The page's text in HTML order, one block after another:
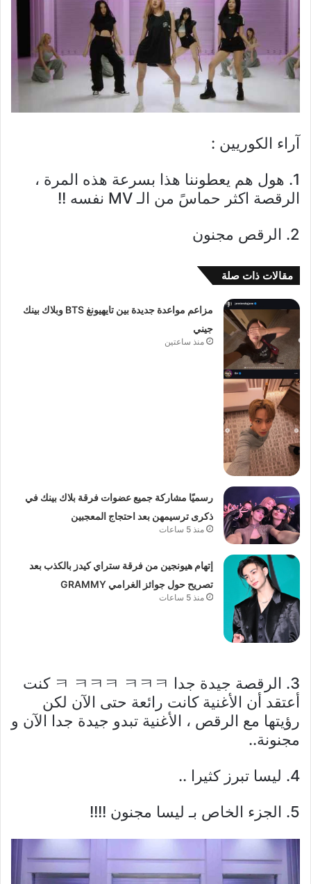
آراء الكوريين :
1. هول هم يعطوننا هذا بسرعة هذه المرة ،
الرقصة اكثر حماسً من الـ MV نفسه !!
2. الرقص مجنون
مقالات ذات صلة
مزاعم مواعدة جديدة بين تايهيونغ BTS وبلاك بينك
جيني
منذ ساعتين
رسميًا مشاركة جميع عضوات فرقة بلاك بينك في
ذكرى ترسيمهن بعد احتجاج المعجبين
منذ 5 ساعات
إتهام هيونجين من فرقة ستراي كيدز بالكذب بعد
تصريح حول جوائز الغرامي GRAMMY
منذ 5 ساعات
3. الرقصة جيدة جدا ㅋ ㅋㅋㅋ ㅋㅋㅋ كنت
أعتقد أن الأغنية كانت رائعة حتى الآن لكن
رؤيتها مع الرقص ، الأغنية تبدو جيدة جدا الآن و
مجنونة..
4. ليسا تبرز كثيرا ..
5. الجزء الخاص بـ ليسا مجنون !!!!